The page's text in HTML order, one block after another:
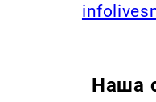
Наша